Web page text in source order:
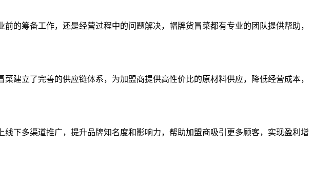
的筹备工作，还是经营过程中的问题解决，帽牌货冒菜都有专业的团队提供帮助，
建立了完善的供应链体系，为加盟商提供高性价比的原材料供应，降低经营成本，
下多渠道推广，提升品牌知名度和影响力，帮助加盟商吸引更多顾客，实现盈利增